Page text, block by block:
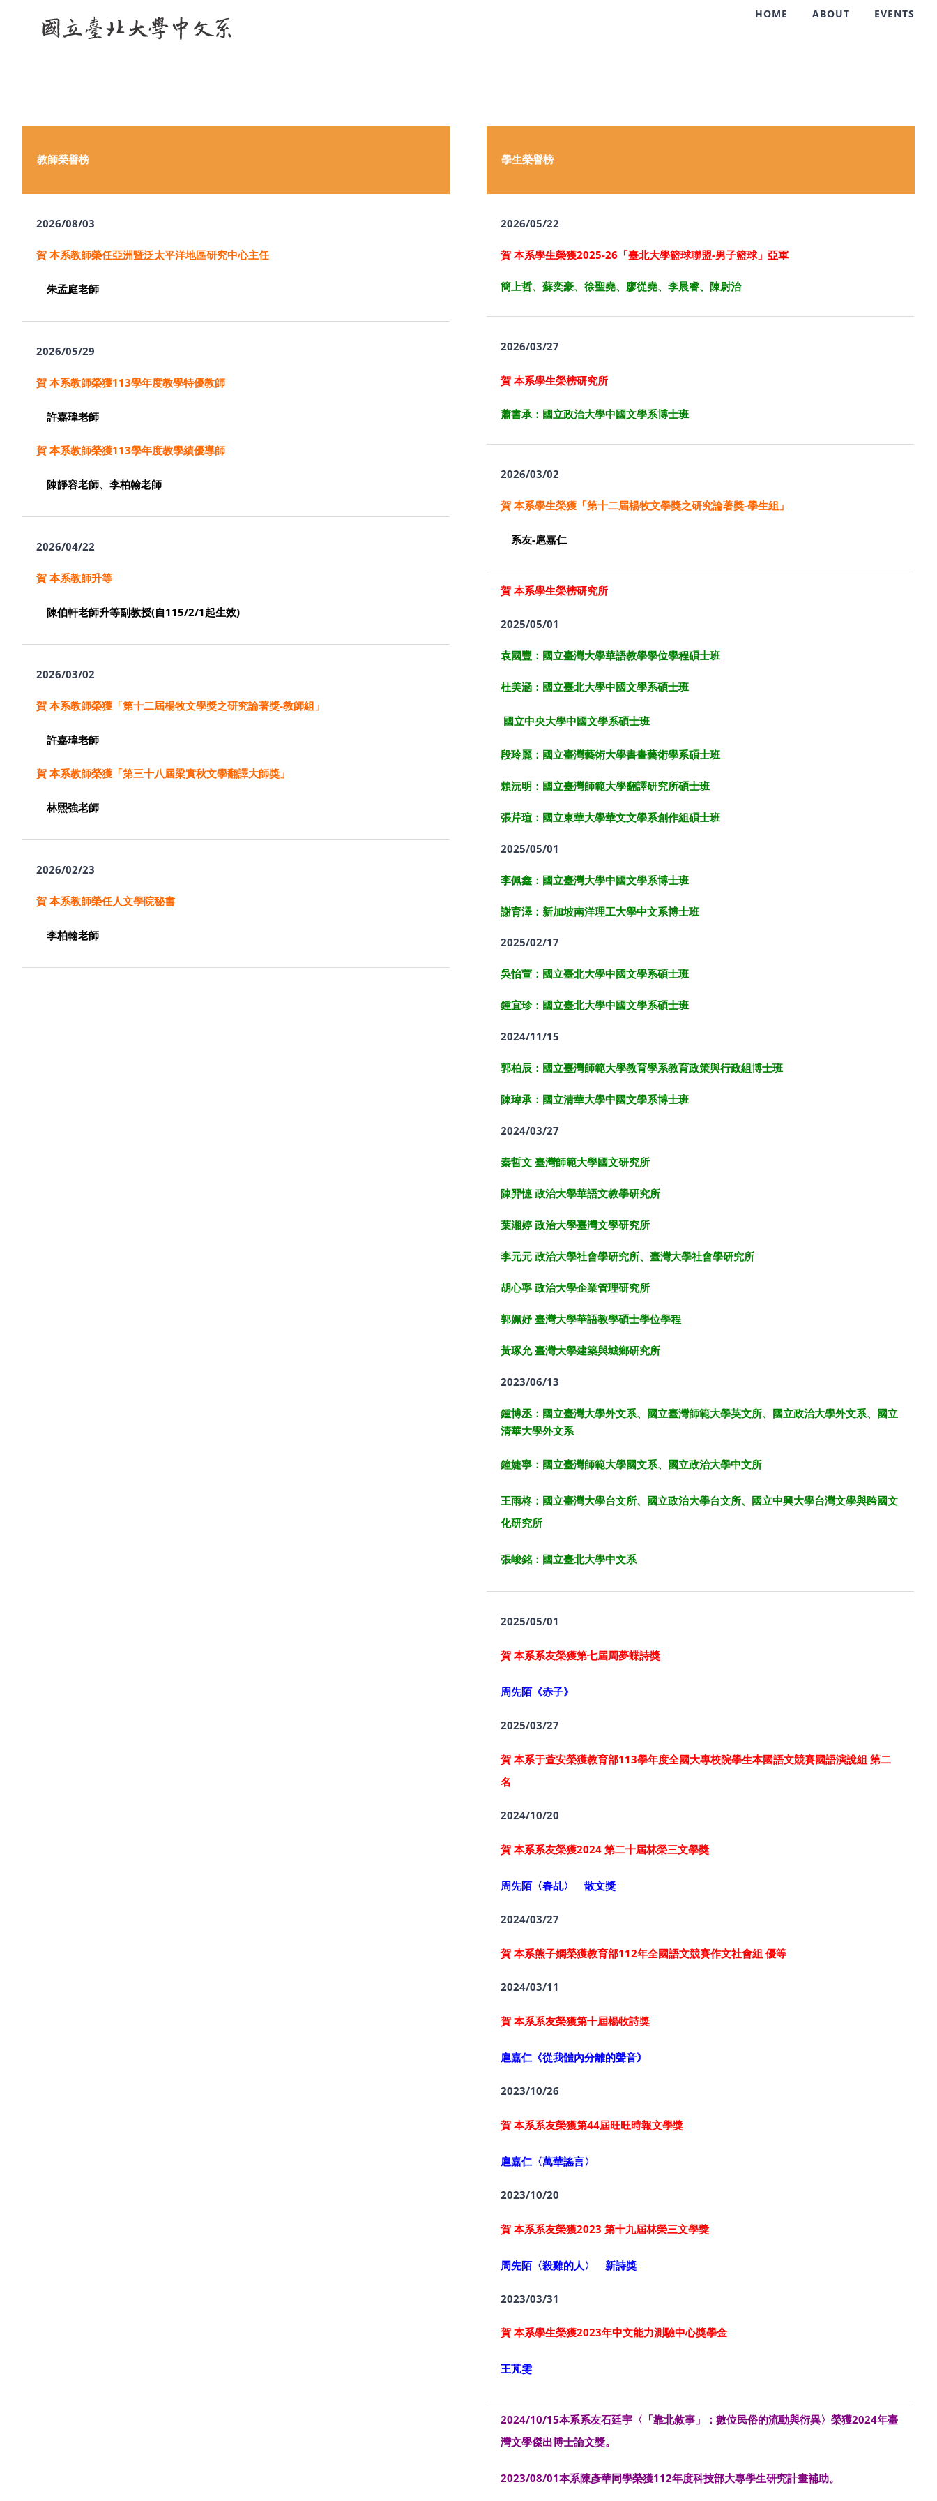
HOME ABOUT EVENTS
教師榮譽榜
2026/08/03
賀 本系教師榮任亞洲暨泛太平洋地區研究中心主任
朱孟庭老師
2026/05/29
賀 本系教師榮獲113學年度教學特優教師
許嘉瑋老師
賀 本系教師榮獲113學年度教學績優導師
陳靜容老師、李柏翰老師
2026/04/22
賀 本系教師升等
陳伯軒老師升等副教授(自115/2/1起生效)
2026/03/02
賀 本系教師榮獲「第十二屆楊牧文學獎之研究論著獎-教師組」
許嘉瑋老師
賀 本系教師榮獲「第三十八屆梁實秋文學翻譯大師獎」
林熙強老師
2026/02/23
賀 本系教師榮任人文學院秘書
李柏翰老師
學生榮譽榜
2026/05/22
賀 本系學生榮獲2025-26「臺北大學籃球聯盟-男子籃球」亞軍
簡上哲、蘇奕豪、徐聖堯、廖從堯、李晨睿、陳尉治
2026/03/27
賀 本系學生榮榜研究所
蕭書承：國立政治大學中國文學系博士班
2026/03/02
賀 本系學生榮獲「第十二屆楊牧文學獎之研究論著獎-學生組」
系友-扈嘉仁
賀 本系學生榮榜研究所
2025/05/01
袁國豐：國立臺灣大學華語教學學位學程碩士班
杜美涵：國立臺北大學中國文學系碩士班
國立中央大學中國文學系碩士班
段玲麗：國立臺灣藝術大學書畫藝術學系碩士班
賴沅明：國立臺灣師範大學翻譯研究所碩士班
張芹瑄：國立東華大學華文文學系創作組碩士班
2025/05/01
李佩鑫：國立臺灣大學中國文學系博士班
謝育澤：新加坡南洋理工大學中文系博士班
2025/02/17
吳怡萱：國立臺北大學中國文學系碩士班
鍾宜珍：國立臺北大學中國文學系碩士班
2024/11/15
郭柏辰：國立臺灣師範大學教育學系教育政策與行政組博士班
陳瑋承：國立清華大學中國文學系博士班
2024/03/27
秦哲文 臺灣師範大學國文研究所
陳羿憓 政治大學華語文教學研究所
葉湘婷 政治大學臺灣文學研究所
李元元 政治大學社會學研究所、臺灣大學社會學研究所
胡心寧 政治大學企業管理研究所
郭姵妤 臺灣大學華語教學碩士學位學程
黃琢允 臺灣大學建築與城鄉研究所
2023/06/13
鍾博丞：國立臺灣大學外文系、 國立臺灣師範大學英文所、 國立政治大學外文系、 國立
清華大學外文系
鐘婕寧：國立臺灣師範大學國文系、 國立政治大學中文所
王雨柊：國立臺灣大學台文所、 國立政治大學台文所、 國立中興大學台灣文學與跨國文
化研究所
張峻銘：國立臺北大學中文系
2025/05/01
賀 本系系友榮獲第七屆周夢蝶詩獎
周先陌《赤子》
2025/03/27
賀 本系于萱安榮獲教育部113學年度全國大專校院學生本國語文競賽國語演說組 第二
名
2024/10/20
賀 本系系友榮獲2024 第二十屆林榮三文學獎
周先陌〈春乩〉 散文獎
2024/03/27
賀 本系熊子嫻榮獲教育部112年全國語文競賽作文社會組 優等
2024/03/11
賀 本系系友榮獲第十屆楊牧詩獎
扈嘉仁《從我體內分離的聲音》
2023/10/26
賀 本系系友榮獲第44屆旺旺時報文學獎
扈嘉仁〈萬華謠言〉
2023/10/20
賀 本系系友榮獲2023 第十九屆林榮三文學獎
周先陌〈殺雞的人〉 新詩獎
2023/03/31
賀 本系學生榮獲2023年中文能力測驗中心獎學金
王芃雯
2024/10/15本系系友石廷宇〈 「靠北敘事」：數位民俗的流動與衍異〉 榮獲2024年臺
灣文學傑出博士論文獎。
2023/08/01本系陳彥華同學榮獲112年度科技部大專學生研究計畫補助。